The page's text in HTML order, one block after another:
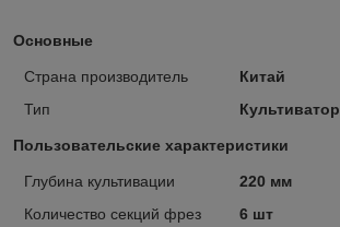
Основные
Страна производитель
Китай
Тип
Культиватор
Пользовательские характеристики
Глубина культивации
220 мм
Количество секций фрез
6 шт